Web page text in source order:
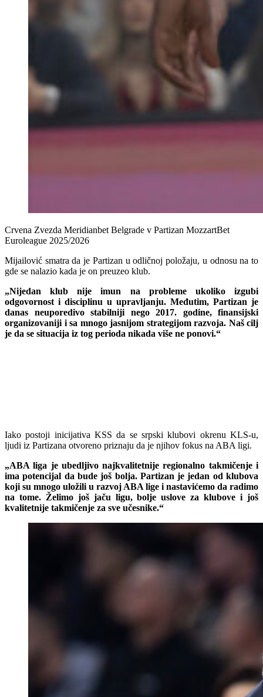
Crvena Zvezda Meridianbet Belgrade v Partizan MozzartBet
Euroleague 2025/2026
Mijailović smatra da je Partizan u odličnoj položaju, u odnosu na to
gde se nalazio kada je on preuzeo klub.
„Nijedan klub nije imun na probleme ukoliko izgubi
odgovornost i disciplinu u upravljanju. Međutim, Partizan je
danas neuporedivo stabilniji nego 2017. godine, finansijski
organizovaniji i sa mnogo jasnijom strategijom razvoja. Naš cilj
je da se situacija iz tog perioda nikada više ne ponovi.“
Iako postoji inicijativa KSS da se srpski klubovi okrenu KLS-u,
ljudi iz Partizana otvoreno priznaju da je njihov fokus na ABA ligi.
„ABA liga je ubedljivo najkvalitetnije regionalno takmičenje i
ima potencijal da bude još bolja. Partizan je jedan od klubova
koji su mnogo uložili u razvoj ABA lige i nastavićemo da radimo
na tome. Želimo još jaču ligu, bolje uslove za klubove i još
kvalitetnije takmičenje za sve učesnike.“